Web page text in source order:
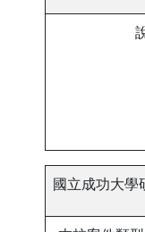
國立成功大學